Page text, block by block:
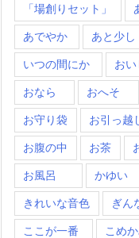
「場創りセット」
あでやか あと少し
いつの間にか お
おなら おへそ
お守り袋 お引っ越
お腹の中 お茶
お風呂 かゆい
きれいな音色 ぎん
ここが一番 こめ